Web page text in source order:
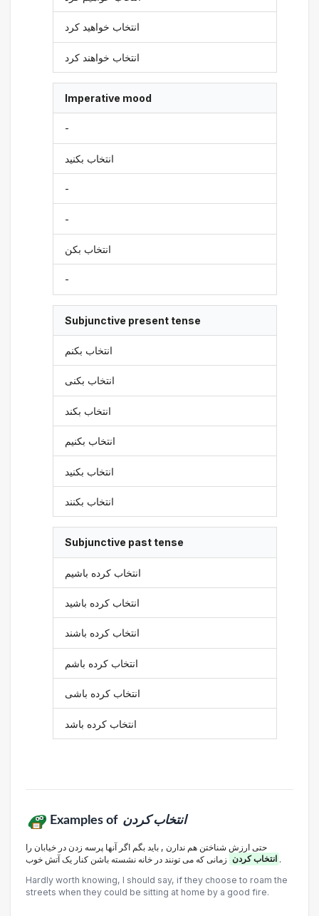
انتخاب خواهید کرد
انتخاب خواهند کرد
Imperative mood
-
انتخاب بکنید
-
-
انتخاب بکن
-
Subjunctive present tense
انتخاب بکنم
انتخاب بکنی
انتخاب بکند
انتخاب بکنیم
انتخاب بکنید
انتخاب بکنند
Subjunctive past tense
انتخاب کرده باشیم
انتخاب کرده باشید
انتخاب کرده باشند
انتخاب کرده باشم
انتخاب کرده باشی
انتخاب کرده باشد
Examples of انتخاب کردن
حتی ارزش شناختن هم ندارن , باید بگم اگر آنها پرسه زدن در خیابان را
انتخاب کردن زمانی که می تونند در خانه نشسته باشن کنار یک آتش خوب.
Hardly worth knowing, I should say, if they choose to roam the
streets when they could be sitting at home by a good fire.